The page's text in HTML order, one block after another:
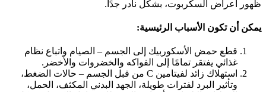
ظهور أعراض السكربوت، بشكل نادر جدًا.
يمكن أن تكون الأسباب الرئيسية:
قطع حمض الأسكوربيك إلى الجسم – الصيام واتباع نظام
غذائي يفتقر تمامًا إلى الفواكه والخضروات والأخضر.
استهلاك زائد لفيتامين C من قبل الجسم – حالات الضغط،
وتأثير البرد لفترات طويلة، الجهد البدني المكثف، الحمل،